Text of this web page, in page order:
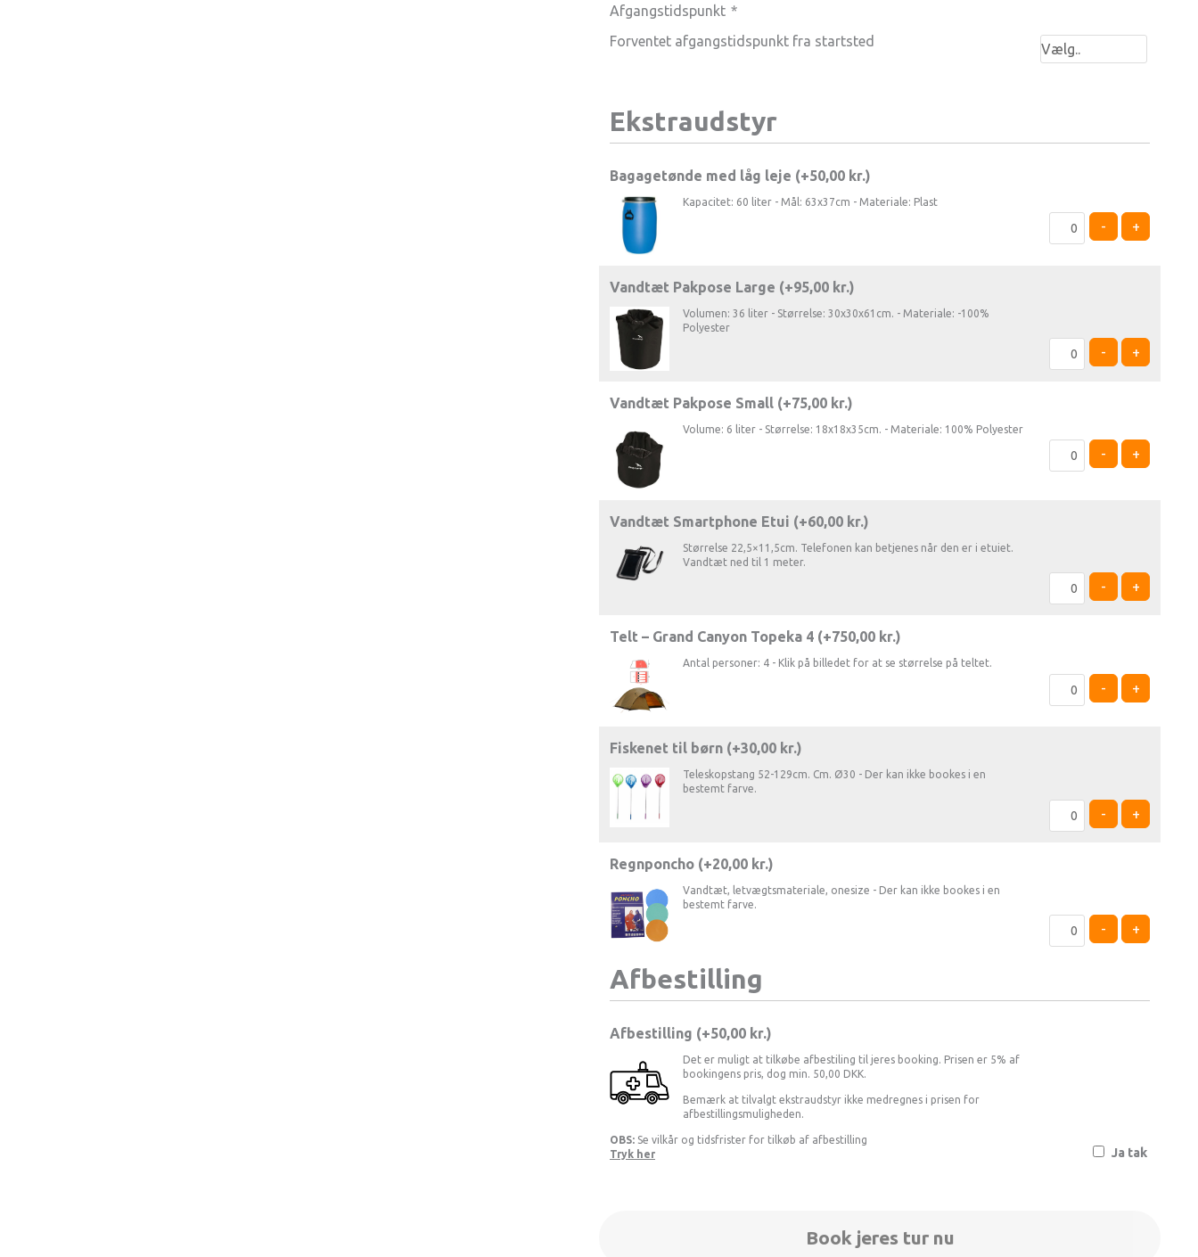
Afgangstidspunkt *
Forventet afgangstidspunkt fra startsted
Ekstraudstyr
Bagagetønde med låg leje (+50,00 kr.)
Kapacitet: 60 liter - Mål: 63x37cm - Materiale: Plast
- +
Vandtæt Pakpose Large (+95,00 kr.)
Volumen: 36 liter - Størrelse: 30x30x61cm. - Materiale: -100%
Polyester
- +
Vandtæt Pakpose Small (+75,00 kr.)
Volume: 6 liter - Størrelse: 18x18x35cm. - Materiale: 100% Polyester
- +
Vandtæt Smartphone Etui (+60,00 kr.)
Størrelse 22,5×11,5cm. Telefonen kan betjenes når den er i etuiet.
Vandtæt ned til 1 meter.
- +
Telt – Grand Canyon Topeka 4 (+750,00 kr.)
Antal personer: 4 - Klik på billedet for at se størrelse på teltet.
- +
Fiskenet til børn (+30,00 kr.)
Teleskopstang 52-129cm. Cm. Ø30 - Der kan ikke bookes i en
bestemt farve.
- +
Regnponcho (+20,00 kr.)
Vandtæt, letvægtsmateriale, onesize - Der kan ikke bookes i en
bestemt farve.
- +
Afbestilling
Afbestilling ( 50,00 kr.)
Det er muligt at tilkøbe afbestiling til jeres booking. Prisen er 5% af
bookingens pris, dog min. 50,00 DKK.
Bemærk at tilvalgt ekstraudstyr ikke medregnes i prisen for
afbestillingsmuligheden.
OBS: Se vilkår og tidsfrister for tilkøb af afbestilling
Tryk her
Ja tak
Book jeres tur nu